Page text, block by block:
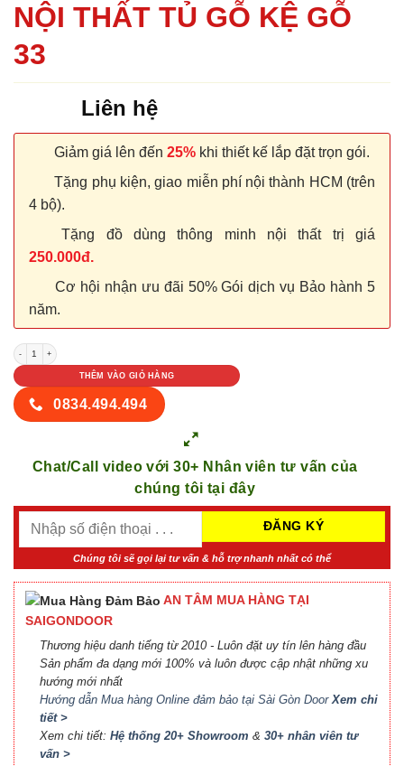
NỘI THẤT TỦ GỖ KỆ GỖ
33
Liên hệ
Giảm giá lên đến 25% khi thiết kế lắp đặt trọn gói.
Tặng phụ kiện, giao miễn phí nội thành HCM (trên
4 bộ).
Tặng đồ dùng thông minh nội thất trị giá
250.000đ.
Cơ hội nhận ưu đãi 50% Gói dịch vụ Bảo hành 5
năm.
NỘI THẤT TỦ GỖ KỆ GỖ 33 số lượng
THÊM VÀO GIỎ HÀNG
0834.494.494
Chat/Call video với 30+ Nhân viên tư vấn của
chúng tôi tại đây
Chúng tôi sẽ gọi lại tư vấn & hỗ trợ nhanh nhất có thể
AN TÂM MUA HÀNG TẠI
SAIGONDOOR
Thương hiệu danh tiếng từ 2010 - Luôn đặt uy tín lên hàng đầu
Sản phẩm đa dạng mới 100% và luôn được cập nhật những xu
hướng mới nhất
Hướng dẫn Mua hàng Online đảm bảo tại Sài Gòn DoorXem chi
tiết >
Xem chi tiết: Hệ thống 20+ Showroom & 30+ nhân viên tư
vấn >